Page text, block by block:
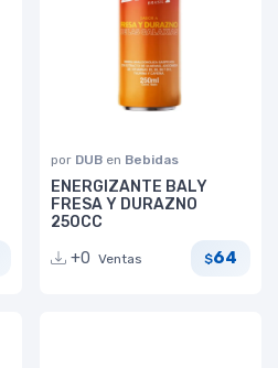
por DUB en Bebidas
ENERGIZANTE BALY
FRESA Y DURAZNO
250CC
+0 Ventas $64